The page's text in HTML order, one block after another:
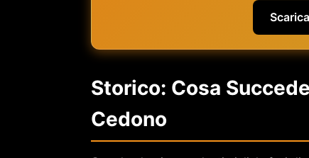
Storico: Cosa
Cedono